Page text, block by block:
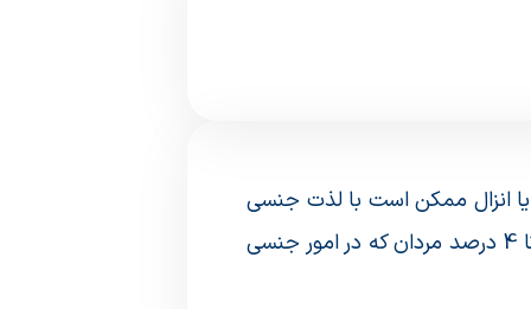
انزال ممکن است با لذت جنسی
(orgasm) همراه باشد یا نباشد. این مشکل از علل نادر در ناباروری می‌‌باشد. عدم خروج منی در 1 تا 4 درصد مردان که در امور جنسی